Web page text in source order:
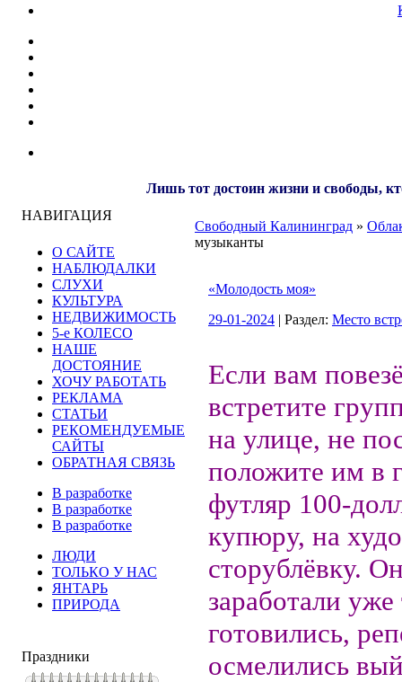
Лишь тот достоин жизни и свободы,
НАВИГАЦИЯ
О САЙТЕ
НАБЛЮДАЛКИ
СЛУХИ
КУЛЬТУРА
НЕДВИЖИМОСТЬ
5-е КОЛЕСО
НАШЕ
ДОСТОЯНИЕ
ХОЧУ РАБОТАТЬ
РЕКЛАМА
СТАТЬИ
РЕКОМЕНДУЕМЫЕ
САЙТЫ
ОБРАТНАЯ СВЯЗЬ
В разработке
В разработке
В разработке
ЛЮДИ
ТОЛЬКО У НАС
ЯНТАРЬ
ПРИРОДА
Праздники
Свободный Калининград »
музыканты
«Молодость моя»
29-01-2024 | Раздел: Место
Если вам
встретите
на улице, не
положите им в
футляр 100-
купюру, на
сторублёвку.
заработали
готовились,
осмелились